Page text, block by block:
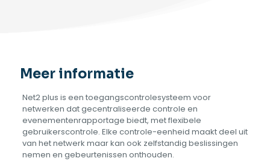
Meer informatie
Net2 plus is een toegangscontrolesysteem voor
netwerken dat gecentraliseerde controle en
evenementenrapportage biedt, met flexibele
gebruikerscontrole. Elke controle-eenheid maakt deel uit
van het netwerk maar kan ook zelfstandig beslissingen
nemen en gebeurtenissen onthouden.